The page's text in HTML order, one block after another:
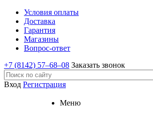
Условия оплаты
Доставка
Гарантия
Магазины
Вопрос-ответ
+7 (8142) 57–68–08 Заказать звонок
Вход Регистрация
Меню